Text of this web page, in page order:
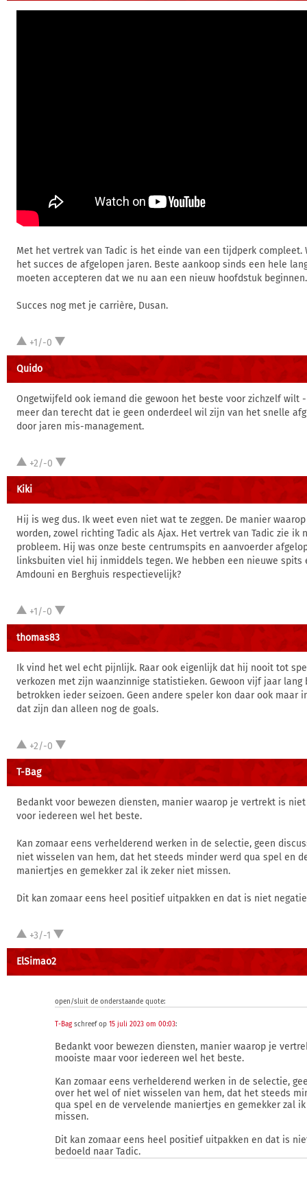
Met het vertrek van Tadic is het einde van een tijdperk compleet.
het succes de afgelopen jaren. Beste aankoop sinds een hele
moeten accepteren dat we nu aan een nieuw hoofdstuk beginnen.
Succes nog met je carrière, Dusan.
+1/-0
Quido
Ongetwijfeld ook iemand die gewoon het beste voor zichzelf wilt
meer dan terecht dat ie geen onderdeel wil zijn van het snelle
door jaren mis-management.
+2/-0
Kiki
Hij is weg dus. Ik weet even niet wat te zeggen. De manier
worden, zowel richting Tadic als Ajax. Het vertrek van Tadic zie ik
probleem. Hij was onze beste centrumspits en aanvoerder
linksbuiten viel hij inmiddels tegen. We hebben een nieuwe spits
Amdouni en Berghuis respectievelijk?
+1/-0
thomas83
Ik vind het wel echt pijnlijk. Raar ook eigenlijk dat hij nooit tot
verkozen met zijn waanzinnige statistieken. Gewoon vijf jaar lang
betrokken ieder seizoen. Geen andere speler kon daar ook maar
dat zijn dan alleen nog de goals.
+2/-0
T-Bag
Bedankt voor bewezen diensten, manier waarop je vertrekt is
voor iedereen wel het beste.
Kan zomaar eens verhelderend werken in de selectie, geen
niet wisselen van hem, dat het steeds minder werd qua spel en
maniertjes en gemekker zal ik zeker niet missen.
Dit kan zomaar eens heel positief uitpakken en dat is niet
+3/-1
ElSimao2
open/sluit de onderstaande quote:
T-Bag schreef op 15 juli 2023 om 00:03:
Bedankt voor bewezen diensten, manier waarop je
mooiste maar voor iedereen wel het beste.
Kan zomaar eens verhelderend werken in de selectie,
over het wel of niet wisselen van hem, dat het steeds
qua spel en de vervelende maniertjes en gemekker zal
missen.
Dit kan zomaar eens heel positief uitpakken en dat is
bedoeld naar Tadic.